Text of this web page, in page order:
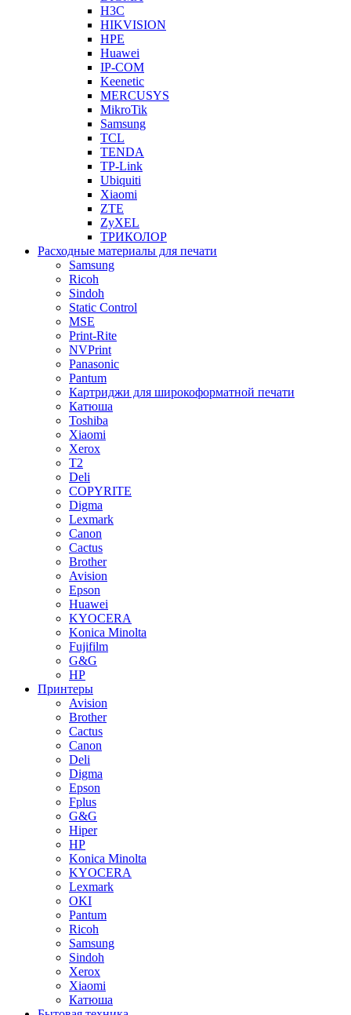
H3C
HIKVISION
HPE
Huawei
IP-COM
Keenetic
MERCUSYS
MikroTik
Samsung
TCL
TENDA
TP-Link
Ubiquiti
Xiaomi
ZTE
ZyXEL
ТРИКОЛОР
Расходные материалы для печати
Samsung
Ricoh
Sindoh
Static Control
MSE
Print-Rite
NVPrint
Panasonic
Pantum
Картриджи для широкоформатной печати
Катюша
Toshiba
Xiaomi
Xerox
T2
Deli
COPYRITE
Digma
Lexmark
Canon
Cactus
Brother
Avision
Epson
Huawei
KYOCERA
Konica Minolta
Fujifilm
G&G
HP
Принтеры
Avision
Brother
Cactus
Canon
Deli
Digma
Epson
Fplus
G&G
Hiper
HP
Konica Minolta
KYOCERA
Lexmark
OKI
Pantum
Ricoh
Samsung
Sindoh
Xerox
Xiaomi
Катюша